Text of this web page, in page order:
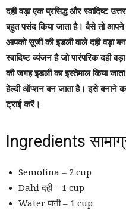
दही वड़ा एक प्रसिद्ध और स्वादिष्ट
बहुत पसंद किया जाता है। वैसे तो आपने
आपको सूजी की इडली वाले दही वड़ा
स्वादिष्ट व्यंजन है जो पारंपरिक दही
की जगह इडली का इस्तेमाल किया
हेल्दी ऑप्शन बन जाता है। इसे बनाने
ट्राई करें।
Ingredients
Semolina – 2 cup
Dahi दही – 1 cup
Water पानी – 1 cup